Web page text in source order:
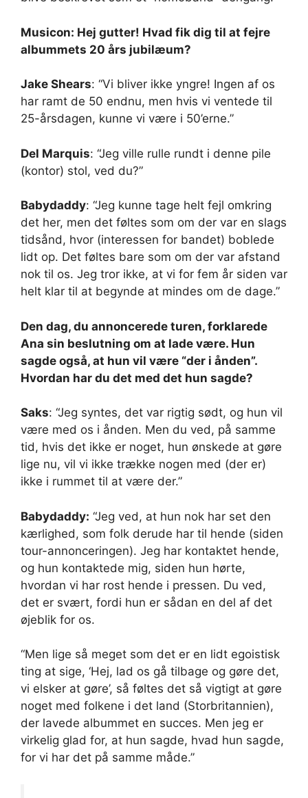
Musicon: Hej gutter! Hvad fik dig til at fejre
albummets 20 års jubilæum?
Jake Shears: “Vi bliver ikke yngre! Ingen af ​​os
har ramt de 50 endnu, men hvis vi ventede til
25-årsdagen, kunne vi være i 50’erne.”
Del Marquis: “Jeg ville rulle rundt i denne pile
(kontor) stol, ved du?”
Babydaddy: “Jeg kunne tage helt fejl omkring
det her, men det føltes som om der var en slags
tidsånd, hvor (interessen for bandet) boblede
lidt op. Det føltes bare som om der var afstand
nok til os. Jeg tror ikke, at vi for fem år siden var
helt klar til at begynde at mindes om de dage.”
Den dag, du annoncerede turen, forklarede
Ana sin beslutning om at lade være. Hun
sagde også, at hun vil være “der i ånden”.
Hvordan har du det med det hun sagde?
Saks: “Jeg syntes, det var rigtig sødt, og hun vil
være med os i ånden. Men du ved, på samme
tid, hvis det ikke er noget, hun ønskede at gøre
lige nu, vil vi ikke trække nogen med (der er)
ikke i rummet til at være der.”
Babydaddy: “Jeg ved, at hun nok har set den
kærlighed, som folk derude har til hende (siden
tour-annonceringen). Jeg har kontaktet hende,
og hun kontaktede mig, siden hun hørte,
hvordan vi har rost hende i pressen. Du ved,
det er svært, fordi hun er sådan en del af det
øjeblik for os.
“Men lige så meget som det er en lidt egoistisk
ting at sige, ‘Hej, lad os gå tilbage og gøre det,
vi elsker at gøre’, så føltes det så vigtigt at gøre
noget med folkene i det land (Storbritannien),
der lavede albummet en succes. Men jeg er
virkelig glad for, at hun sagde, hvad hun sagde,
for vi har det på samme måde.”